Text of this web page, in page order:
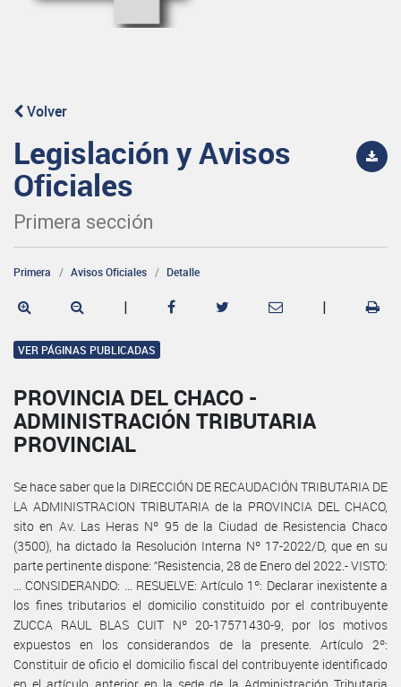
Volver
Legislación y Avisos
Oficiales
Primera sección
Primera Avisos Oficiales Detalle
| |
VER PÁGINAS PUBLICADAS
PROVINCIA DEL CHACO -
ADMINISTRACIÓN TRIBUTARIA
PROVINCIAL
Se hace saber que la DIRECCIÓN DE RECAUDACIÓN TRIBUTARIA DE
LA ADMINISTRACION TRIBUTARIA de la PROVINCIA DEL CHACO,
sito en Av. Las Heras Nº 95 de la Ciudad de Resistencia Chaco
(3500), ha dictado la Resolución Interna Nº 17-2022/D, que en su
parte pertinente dispone: “Resistencia, 28 de Enero del 2022.- VISTO:
… CONSIDERANDO: … RESUELVE: Artículo 1º: Declarar inexistente a
los fines tributarios el domicilio constituido por el contribuyente
ZUCCA RAUL BLAS CUIT Nº 20-17571430-9, por los motivos
expuestos en los considerandos de la presente. Artículo 2º:
Constituir de oficio el domicilio fiscal del contribuyente identificado
en el artículo anterior en la sede de la Administración Tributaria